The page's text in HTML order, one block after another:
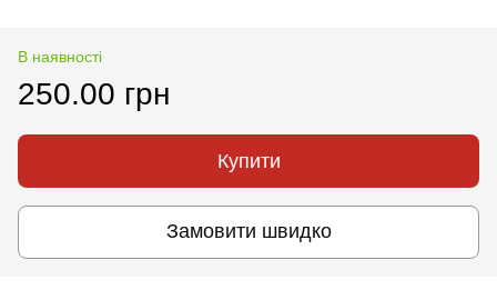
В наявності
250.00 грн
Купити
Замовити швидко